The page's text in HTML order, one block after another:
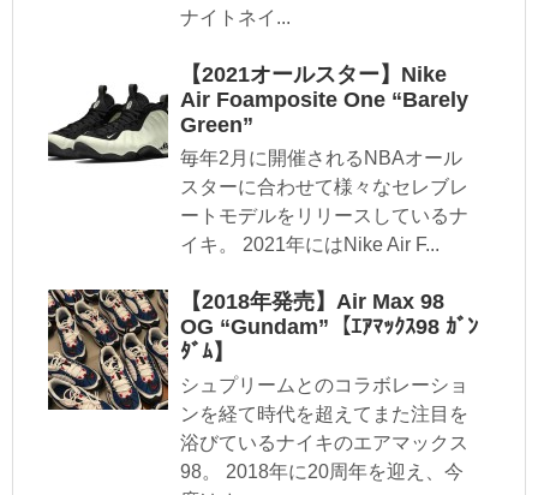
ナイトネイ...
【2021オールスター】Nike
Air Foamposite One “Barely
Green”
毎年2月に開催されるNBAオール
スターに合わせて様々なセレブレ
ートモデルをリリースしているナ
イキ。 2021年にはNike Air F...
【2018年発売】Air Max 98
OG “Gundam”【ｴｱﾏｯｸｽ98 ｶﾞﾝ
ﾀﾞﾑ】
シュプリームとのコラボレーショ
ンを経て時代を超えてまた注目を
浴びているナイキのエアマックス
98。 2018年に20周年を迎え、今